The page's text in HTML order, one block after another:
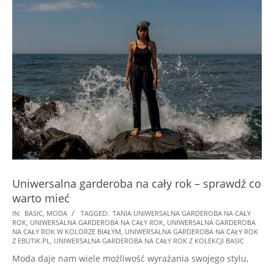
Uniwersalna garderoba na cały rok – sprawdź co
warto mieć
2022-
08-
19
IN: BASIC MODA TAGGED: TANIA UNIWERSALNA GARDEROBA NA CAŁY
ROK UNIWERSALNA GARDEROBA NA CAŁY ROK UNIWERSALNA GARDEROBA
NA CAŁY ROK W KOLORZE BIAŁYM UNIWERSALNA GARDEROBA NA CAŁY ROK
Z EBUTIK.PL
UNIWERSALNA GARDEROBA NA CAŁY ROK Z KOLEKCJI BASIC
Moda daje nam wiele możliwość wyrażania swojego stylu,